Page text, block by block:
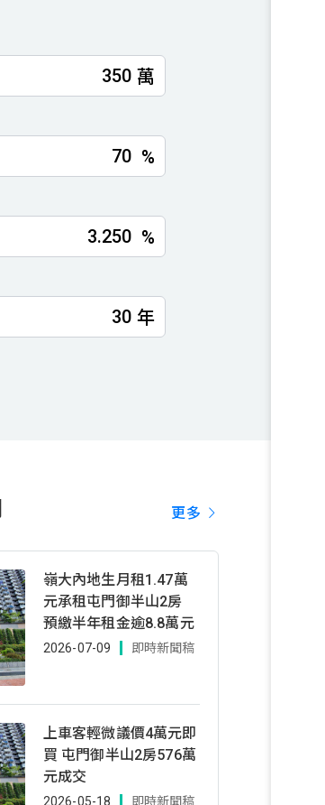
萬
%
%
年
更多
嶺大內地生月租1.47萬
元承租屯門御半山2房
預繳半年租金逾8.8萬元
2026-07-09 即時新聞稿
上車客輕微議價4萬元即
買 屯門御半山2房576萬
元成交
2026-05-18 即時新聞稿